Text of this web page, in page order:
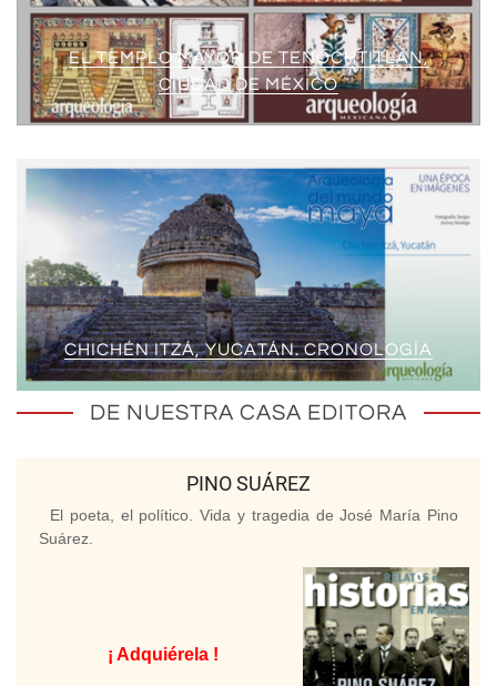
EL TEMPLO MAYOR DE TENOCHTITLAN,
CIUDAD DE MÉXICO
CHICHÉN ITZÁ, YUCATÁN. CRONOLOGÍA
DE NUESTRA CASA EDITORA
PINO SUÁREZ
El poeta, el político. Vida y tragedia de José María Pino
Suárez.
¡ Adquiérela !